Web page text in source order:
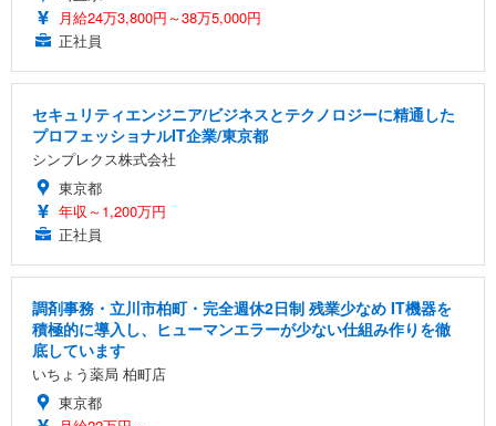
月給24万3,800円～38万5,000円
正社員
セキュリティエンジニア/ビジネスとテクノロジーに精通した
プロフェッショナルIT企業/東京都
シンプレクス株式会社
東京都
年収～1,200万円
正社員
調剤事務・立川市柏町・完全週休2日制 残業少なめ IT機器を
積極的に導入し、ヒューマンエラーが少ない仕組み作りを徹
底しています
いちょう薬局 柏町店
東京都